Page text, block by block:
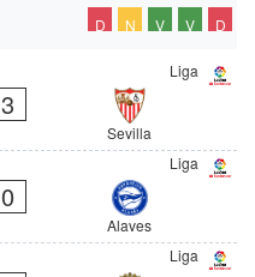
D N V V D
Liga
3
Sevilla
Liga
0
Alaves
Liga